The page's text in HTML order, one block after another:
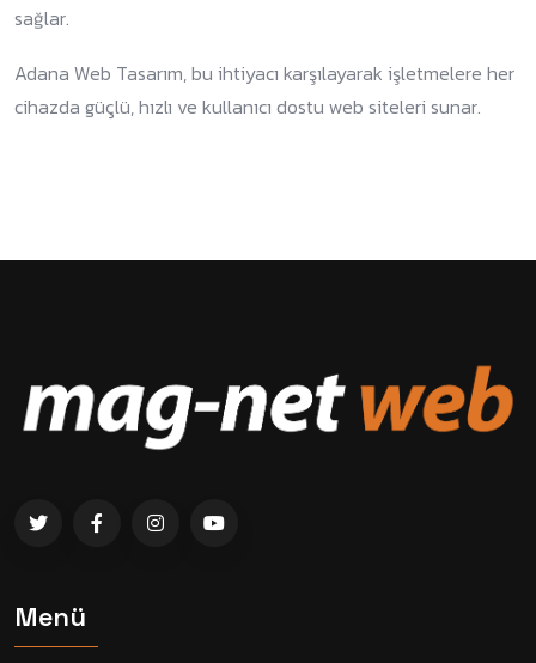
sağlar.
Adana Web Tasarım, bu ihtiyacı karşılayarak işletmelere her
cihazda güçlü, hızlı ve kullanıcı dostu web siteleri sunar.
Menü